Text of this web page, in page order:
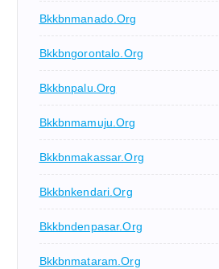
Bkkbnmanado.org
Bkkbngorontalo.org
Bkkbnpalu.org
Bkkbnmamuju.org
Bkkbnmakassar.org
Bkkbnkendari.org
Bkkbndenpasar.org
Bkkbnmataram.org